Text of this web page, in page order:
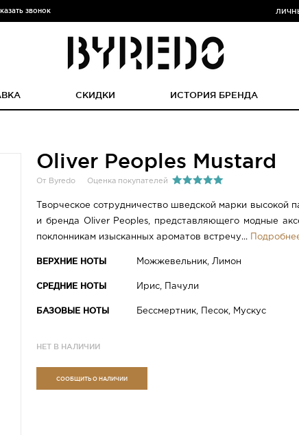
звонок
СКИДКИ ИСТОРИЯ БРЕНДА
Oliver Peoples Mustard
От Byredo Оценка покупателей
Творческое сотрудничество шведской марки высокой
и бренда Oliver Peoples, представляющего модные
поклонникам изысканных ароматов встречу...
ВЕРХНИЕ НОТЫ Можжевельник, Лимон
СРЕДНИЕ НОТЫ Ирис, Пачули
БАЗОВЫЕ НОТЫ Бессмертник, Песок, Мускус
НЕТ В НАЛИЧИИ
СООБЩИТЬ О НАЛИЧИИ